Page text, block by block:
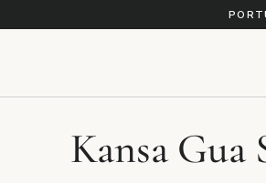
Kansa Gua